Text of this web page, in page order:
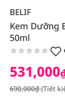
BELIF
Kem Dưỡng
50ml
531,000
690,000₫(Tiết